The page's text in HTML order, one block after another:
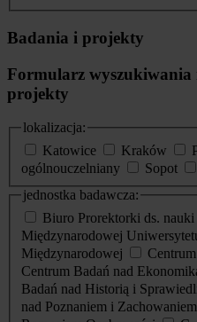
Badania i projekty
Formularz wyszukiwania
projekty
lokalizacja:
Katowice
Kraków
ogólnouczelniany
Sopot
jednostka badawcza:
Biuro Prorektorki ds. nauki
Międzynarodowej
Międzynarodowej
Centrum Badań nad
Badań nad Historią i
nad Poznaniem i Zachowaniem